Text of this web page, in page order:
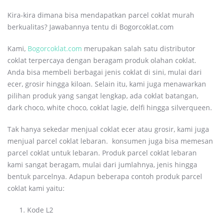
Kira-kira dimana bisa mendapatkan parcel coklat murah
berkualitas? Jawabannya tentu di Bogorcoklat.com
Kami, Bogorcoklat.com merupakan salah satu distributor
coklat terpercaya dengan beragam produk olahan coklat.
Anda bisa membeli berbagai jenis coklat di sini, mulai dari
ecer, grosir hingga kiloan. Selain itu, kami juga menawarkan
pilihan produk yang sangat lengkap, ada coklat batangan,
dark choco, white choco, coklat lagie, delfi hingga silverqueen.
Tak hanya sekedar menjual coklat ecer atau grosir, kami juga
menjual parcel coklat lebaran. konsumen juga bisa memesan
parcel coklat untuk lebaran. Produk parcel coklat lebaran
kami sangat beragam, mulai dari jumlahnya, jenis hingga
bentuk parcelnya. Adapun beberapa contoh produk parcel
coklat kami yaitu:
Kode L2